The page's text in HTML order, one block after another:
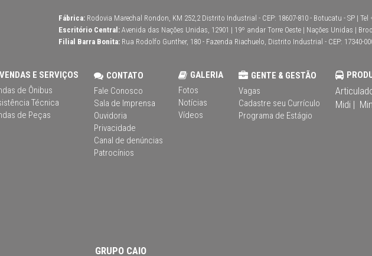
Fábrica: Rodovia Marechal Rondon, KM 252,2 Distrito Industrial - CEP: 18607-810 - Botucatu - SP | Tel
Escritório Central: Avenida das Nações Unidas, 12901 | 19º andar Torre Oeste | Nações Unidas |
Filial Barra Bonita: Rua Rodolfo Gunther, 180 - Fazenda Riachuelo, Distrito Industrial - CEP: 17340-
VENDAS E SERVIÇOS
de Ônibus
Técnica
de Peças
CONTATO
Fale Conosco
Sala de Imprensa
Ouvidoria
Privacidade
Canal de denúncias
Patrocínios
GALERIA
Fotos
Notícias
Vídeos
GENTE & GESTÃO
Vagas
Cadastre seu Currículo
Programa de Estágio
Midi |
GRUPO CAIO